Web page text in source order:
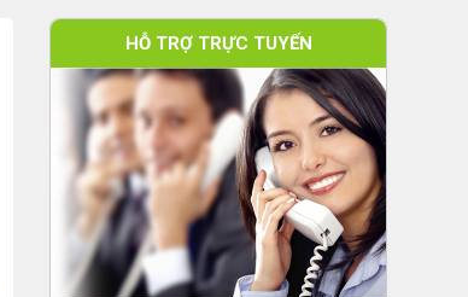
HỖ TRỢ TRỰC TUYẾN